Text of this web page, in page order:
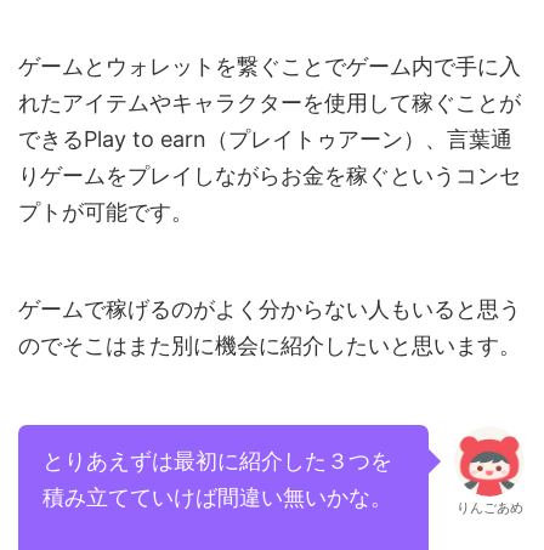
ゲームとウォレットを繋ぐことでゲーム内で手に入
れたアイテムやキャラクターを使用して稼ぐことが
できるPlay to earn（プレイトゥアーン）、言葉通
りゲームをプレイしながらお金を稼ぐというコンセ
プトが可能です。
ゲームで稼げるのがよく分からない人もいると思う
のでそこはまた別に機会に紹介したいと思います。
とりあえずは最初に紹介した３つを
積み立てていけば間違い無いかな。
りんごあめ